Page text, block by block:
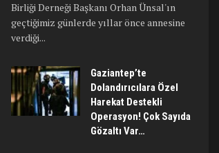
Birliği Derneği Başkanı Orhan Ünsal'ın
geçtiğimiz günlerde yıllar önce annesine
verdiği...
Gaziantep’te
Dolandırıcılara Özel
Harekat Destekli
Operasyon! Çok Sayıda
Gözaltı Var…